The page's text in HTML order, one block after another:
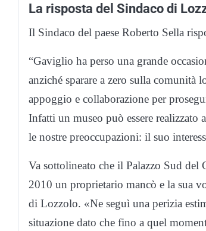
La risposta del Sindaco di
Il Sindaco del paese Roberto Sella
“Gaviglio ha perso una grande
anziché sparare a zero sulla comunità
appoggio e collaborazione per
Infatti un museo può essere
le nostre preoccupazioni: il suo
Va sottolineato che il Palazzo Sud
2010 un proprietario mancò e la sua
di Lozzolo. «Ne seguì una perizia
situazione dato che fino a quel